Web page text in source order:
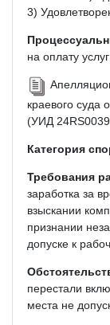
3)
на оплату
краевого суда
(УИД
Категория
Требования
заработка за
взыскании
признании
допуске к
перестали
места не